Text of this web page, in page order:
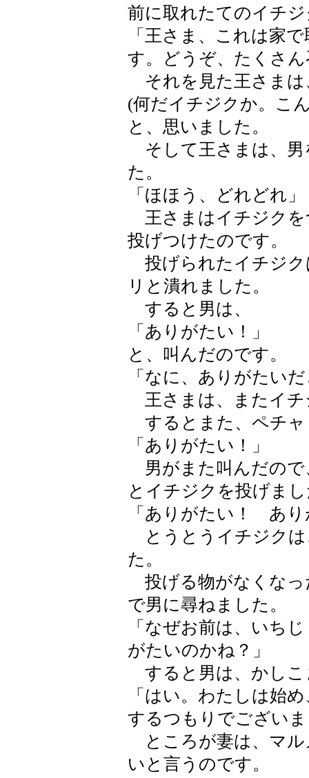
前に取れたてのイチ
「王さま、これは家
す。どうぞ、たくさ
それを見た王さまは
(何だイチジクか。こ
と、思いました。
そして王さまは、男
た。
「ほほう、どれどれ」
王さまはイチジクを
投げつけたのです。
投げられたイチジク
リと潰れました。
すると男は、
「ありがたい！」
と、叫んだのです。
「なに、ありがたい
王さまは、またイチ
するとまた、ペチャ
「ありがたい！」
男がまた叫んだので
とイチジクを投げま
「ありがたい！ あり
とうとうイチジクは
た。
投げる物がなくなっ
で男に尋ねました。
「なぜお前は、いち
がたいのかね？」
すると男は、かしこ
「はい。わたしは始
するつもりでござい
ところが妻は、マル
いと言うのです。